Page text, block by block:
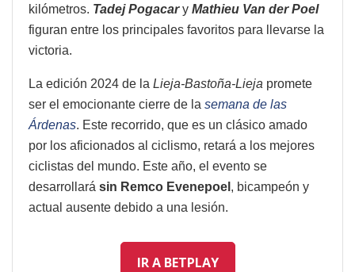
kilómetros. Tadej Pogacary Mathieu Van der Poel
figuran entre los principales favoritos para llevarse la
victoria.
La edición 2024 de la Lieja-Bastoña-Lieja promete
ser el emocionante cierre de la semana de las
Árdenas. Este recorrido, que es un clásico amado
por los aficionados al ciclismo, retará a los mejores
ciclistas del mundo. Este año, el evento se
desarrollará sin Remco Evenepoel , bicampeón y
actual ausente debido a una lesión.
IR A BETPLAY